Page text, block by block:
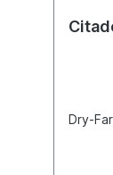
Dry-